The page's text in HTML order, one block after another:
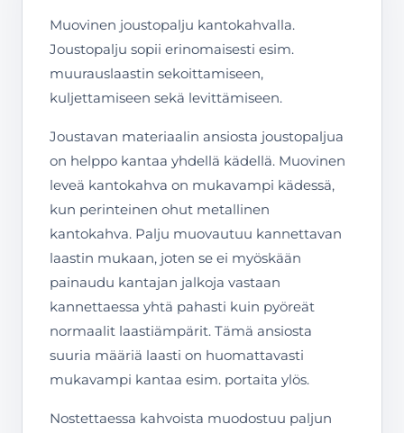
Muovinen joustopalju kantokahvalla.
Joustopalju sopii erinomaisesti esim.
muurauslaastin sekoittamiseen,
kuljettamiseen sekä levittämiseen.
Joustavan materiaalin ansiosta joustopaljua
on helppo kantaa yhdellä kädellä. Muovinen
leveä kantokahva on mukavampi kädessä,
kun perinteinen ohut metallinen
kantokahva. Palju muovautuu kannettavan
laastin mukaan, joten se ei myöskään
painaudu kantajan jalkoja vastaan
kannettaessa yhtä pahasti kuin pyöreät
normaalit laastiämpärit. Tämä ansiosta
suuria määriä laasti on huomattavasti
mukavampi kantaa esim. portaita ylös.
Nostettaessa kahvoista muodostuu paljun